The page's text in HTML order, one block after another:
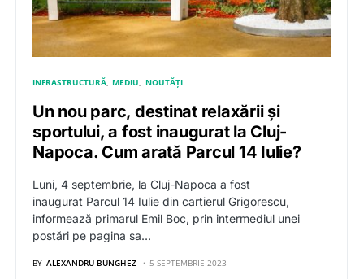
INFRASTRUCTURĂ MEDIU NOUTĂȚI
Un nou parc, destinat relaxării și
sportului, a fost inaugurat la Cluj-
Napoca. Cum arată Parcul 14 Iulie?
Luni, 4 septembrie, la Cluj-Napoca a fost
inaugurat Parcul 14 Iulie din cartierul Grigorescu,
informează primarul Emil Boc, prin intermediul unei
postări pe pagina sa…
BY ALEXANDRU BUNGHEZ 5 SEPTEMBRIE 2023